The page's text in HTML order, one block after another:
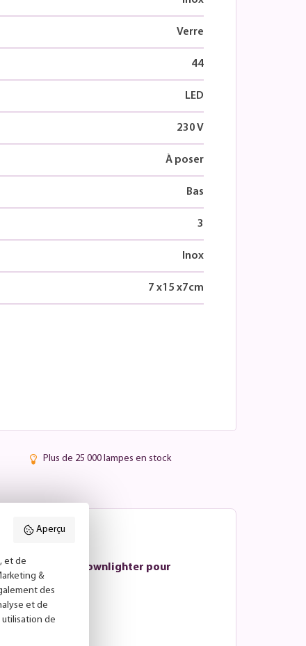
Verre
44
LED
230 V
À poser
Bas
3
Inox
7 x15 x7cm
Plus de 25 000 lampes en stock
- Spot murale Downlighter pour
3 - 5 jours ouvrables
Aperçu
et de
&
des
et de
de